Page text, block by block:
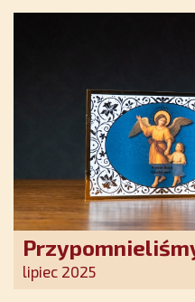
obecności
lipiec 2025